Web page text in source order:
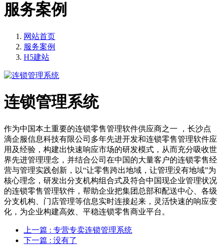
服务案例
网站首页
服务案例
H5建站
连锁管理系统
作为中国本土重要的连锁零售管理软件供应商之一 ，长沙点
滴企服信息科技有限公司多年先进开发和连锁零售管理软件应
用及经验，构建出快速响应市场的研发模式，从而充分吸收世
界先进管理理念，并结合公司在中国的大量客户的连锁零售经
营与管理实践创新，以“让零售跨出地域，让管理没有地域”为
核心理念，研发出分支机构组合式及符合中国现企业管理状况
的连锁零售管理软件，帮助企业把集团总部和配送中心、各级
分支机构、门店管理等信息实时连接起来，灵活快速的响应变
化，为企业构建高效、平稳连锁零售商业平台。
上一篇 : 专营专卖连锁管理系统
下一篇 : 没有了